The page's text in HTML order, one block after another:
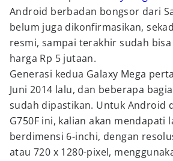
Android berbadan bongsor dari
belum juga dikonfirmasikan,
resmi, sampai terakhir sudah
harga Rp 5 jutaan.
Generasi kedua Galaxy Mega
Juni 2014 lalu, dan beberapa
sudah dipastikan. Untuk Android
G750F ini, kalian akan mendapati
berdimensi 6-inchi, dengan
atau 720 x 1280-pixel,